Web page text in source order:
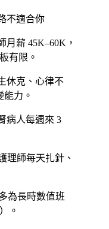
不適合你
月薪 45K–60K，
有限。
休克、心律不
力。
病人每週來 3
理師每天扎針、
為長時數值班
。